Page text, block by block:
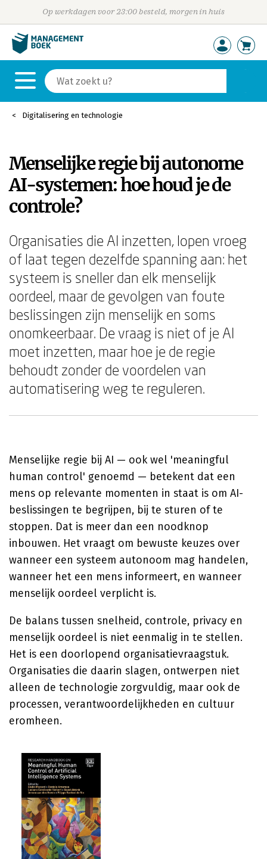
Op werkdagen voor 23:00 besteld, morgen in huis
Digitalisering en technologie
Menselijke regie bij autonome
AI-systemen: hoe houd je de
controle?
Organisaties die AI inzetten, lopen vroeg
of laat tegen dezelfde spanning aan: het
systeem is sneller dan elk menselijk
oordeel, maar de gevolgen van foute
beslissingen zijn menselijk en soms
onomkeerbaar. De vraag is niet of je AI
moet inzetten, maar hoe je de regie
behoudt zonder de voordelen van
automatisering weg te reguleren.
Menselijke regie bij AI — ook wel 'meaningful
human control' genoemd — betekent dat een
mens op relevante momenten in staat is om AI-
beslissingen te begrijpen, bij te sturen of te
stoppen. Dat is meer dan een noodknop
inbouwen. Het vraagt om bewuste keuzes over
wanneer een systeem autonoom mag handelen,
wanneer het een mens informeert, en wanneer
menselijk oordeel verplicht is.
De balans tussen snelheid, controle, privacy en
menselijk oordeel is niet eenmalig in te stellen.
Het is een doorlopend organisatievraagstuk.
Organisaties die daarin slagen, ontwerpen niet
alleen de technologie zorgvuldig, maar ook de
processen, verantwoordelijkheden en cultuur
eromheen.